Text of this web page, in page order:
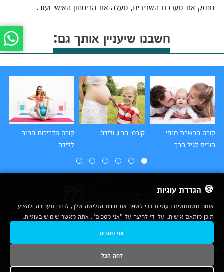
מחזק את מערכת השרירים, מעלה את הביטחון האישי ועוד.
חשבנו שיעניין אותך גם:
קורס הכשרת מנחי
הורים לגיל הרך
קורסי הריון ולידה
קורס מדריכות הכנה
ללידה
© כל הזכויות שמורות לחברת נרד אונליין בע"מ | מכללות|
נשמח לעמוד לשירותך בטלפון
🍪 הגדרת עוגיות
אנחנו משתמשים בעוגיות כדי לשפר את חווית הגלישה שלך, לנתח תעבורה ולהציע
תוכן מותאם אישית. על ידי לחיצה על "אני מסכים", אתה מאשר שימוש בעוגיות.
אני מסכים
דחה הכל